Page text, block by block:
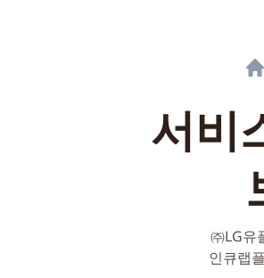
서비
㈜LG유
인큐랩